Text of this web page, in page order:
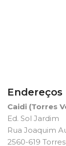
Endereços
Caidi (Torres
Ed. Sol Jardim
Rua Joaquim
2560-619